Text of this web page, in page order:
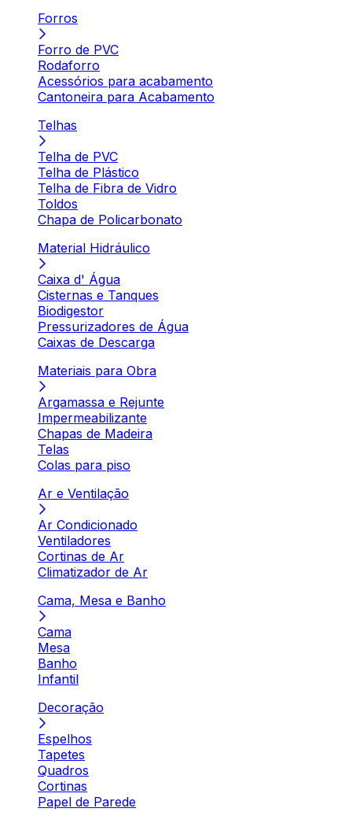
Forros
Forro de PVC
Rodaforro
Acessórios para acabamento
Cantoneira para Acabamento
Telhas
Telha de PVC
Telha de Plástico
Telha de Fibra de Vidro
Toldos
Chapa de Policarbonato
Material Hidráulico
Caixa d' Água
Cisternas e Tanques
Biodigestor
Pressurizadores de Água
Caixas de Descarga
Materiais para Obra
Argamassa e Rejunte
Impermeabilizante
Chapas de Madeira
Telas
Colas para piso
Ar e Ventilação
Ar Condicionado
Ventiladores
Cortinas de Ar
Climatizador de Ar
Cama, Mesa e Banho
Cama
Mesa
Banho
Infantil
Decoração
Espelhos
Tapetes
Quadros
Cortinas
Papel de Parede